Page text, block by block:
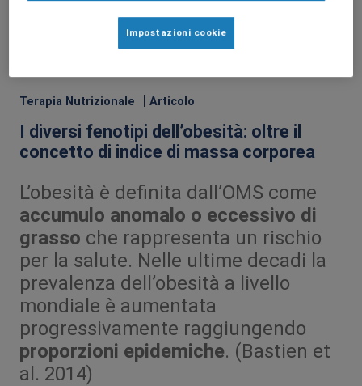
Terapia Nutrizionale Articolo
I diversi fenotipi dell’obesità: oltre il
concetto di indice di massa corporea
L’obesità è definita dall’OMS come
accumulo anomalo o eccessivo di
grasso che rappresenta un rischio
per la salute. Nelle ultime decadi la
prevalenza dell’obesità a livello
mondiale è aumentata
progressivamente raggiungendo
proporzioni epidemiche. (Bastien et
al. 2014)
Impostazioni cookie